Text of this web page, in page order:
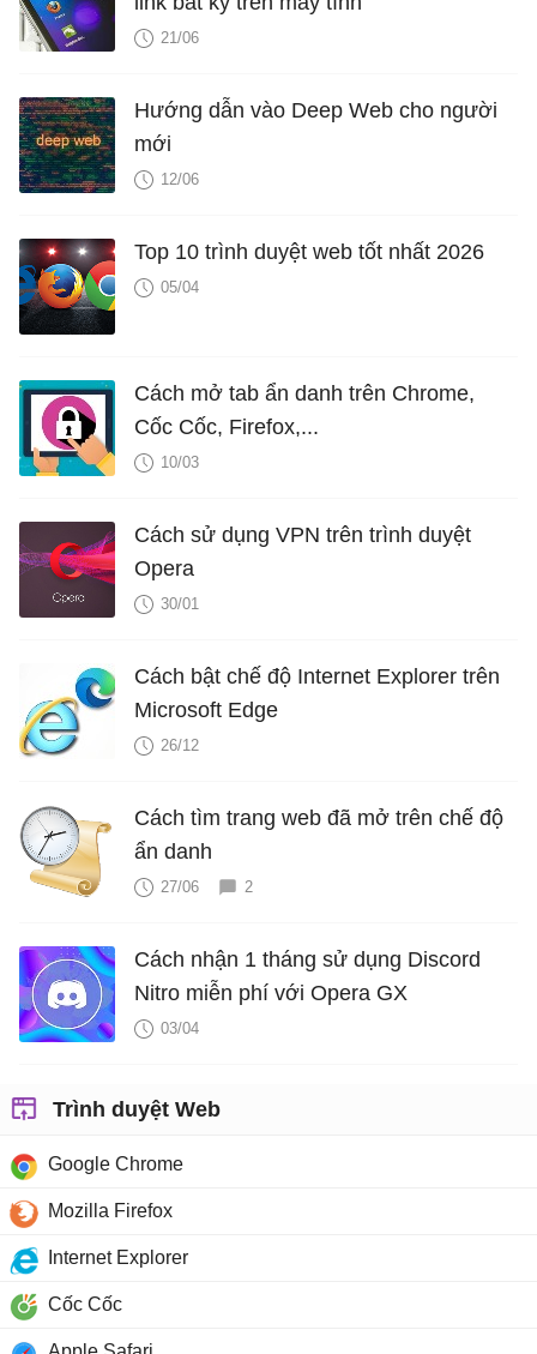
21/06
Hướng dẫn vào Deep Web cho người
mới
12/06
Top 10 trình duyệt web tốt nhất 2026
05/04
Cách mở tab ẩn danh trên Chrome,
Cốc Cốc, Firefox,...
10/03
Cách sử dụng VPN trên trình duyệt
Opera
30/01
Cách bật chế độ Internet Explorer trên
Microsoft Edge
26/12
Cách tìm trang web đã mở trên chế độ
ẩn danh
27/06 2
Cách nhận 1 tháng sử dụng Discord
Nitro miễn phí với Opera GX
03/04
Trình duyệt Web
Google Chrome
Mozilla Firefox
Internet Explorer
Cốc Cốc